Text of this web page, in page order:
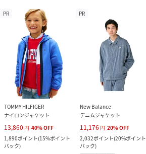
PR
TOMMY HILFIGER
ナイロンジャケット
13,860 円 40%OFF
1,890ポイント(15%ポイント
バック)
PR
New Balance
デニムジャケット
11,176 円 20%OFF
2,032ポイント(20%ポイント
バック)